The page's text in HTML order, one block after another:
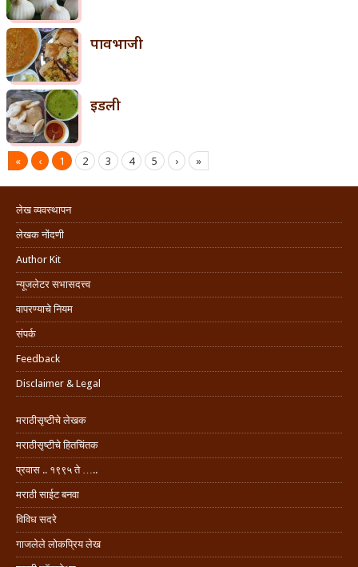
पावभाजी
इडली
« ‹ 1 2 3 4 5 › »
लेख व्यवस्थापन
लेखक नोंदणी
Author Kit
न्यूजलेटर सभासदत्त्व
वापरण्याचे नियम
संपर्क
Feedback
Disclaimer & Legal
मराठीसृष्टीचे लेखक
मराठीसृष्टीचे हितचिंतक
प्रवास .. १९९५ ते …..
मराठी साईट बनवा
विविध सदरे
गाजलेले लोकप्रिय लेख